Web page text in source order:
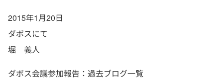
2015年1月20日
ダボスにて
堀 義人
ダボス会議参加報告：過去ブログ一覧